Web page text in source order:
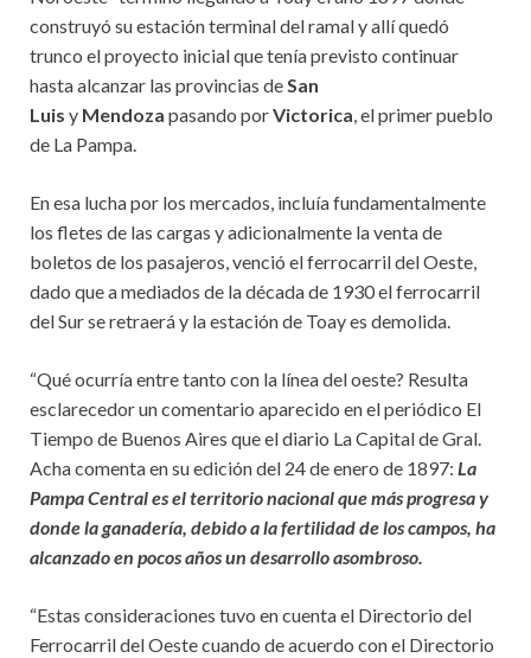
construyó su estación terminal del ramal y allí quedó
trunco el proyecto inicial que tenía previsto continuar
hasta alcanzar las provincias deSan
Luis y Mendoza pasando porVictorica, el primer pueblo
de La Pampa.
En esa lucha por los mercados, incluía fundamentalmente
los fletes de las cargas y adicionalmente la venta de
boletos de los pasajeros, venció el ferrocarril del Oeste,
dado que a mediados de la década de 1930 el ferrocarril
del Sur se retraerá y la estación de Toay es demolida.
“Qué ocurría entre tanto con la línea del oeste? Resulta
esclarecedor un comentario aparecido en el periódico El
Tiempo de Buenos Aires que el diario La Capital de Gral.
Acha comenta en su edición del 24 de enero de 1897: La
Pampa Central es el territorio nacional que más progresa y
donde la ganadería, debido a la fertilidad de los campos, ha
alcanzado en pocos años un desarrollo asombroso.
“Estas consideraciones tuvo en cuenta el Directorio del
Ferrocarril del Oeste cuando de acuerdo con el Directorio